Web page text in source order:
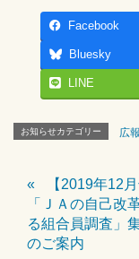
Facebook
Bluesky
LINE
お知らせカテゴリー 広
【2019年12月
「ＪＡの自己改
る組合員調査」
のご案内